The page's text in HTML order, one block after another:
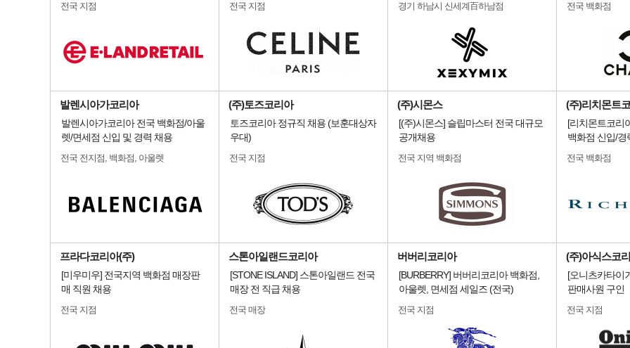
전국 지점 전국 지점 경기 하남시 신세계百하남점 전국 백화점
발렌시아가코리아
발렌시아가코리아 전국 백화점/아울
렛/면세점 신입 및 경력 채용
전국 전지점, 백화점, 아울렛
(주)토즈코리아
토즈코리아 정규직 채용 (보훈대상자
우대)
전국 지점
(주)시몬스
[(주)시몬스] 슬립마스터 전국 대규모
공개채용
전국 지역 백화점
(주)리치몬트
[리치몬트코리
백화점 신입/경
전국 백화점
프라다코리아(주)
[미우미우] 전국지역 백화점 매장판
매 직원 채용
전국 지점
스톤아일랜드코리아
[STONE ISLAND] 스톤아일랜드 전국
매장 전 직급 채용
전국 매장
버버리코리아
[BURBERRY] 버버리코리아 백화점,
아울렛, 면세점 세일즈 (전국)
전국 지점
(주)아식스코
[오니츠카타이
판매사원 구인
전국 지점